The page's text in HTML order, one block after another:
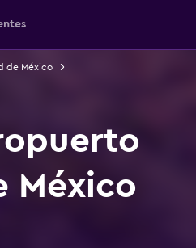
de México
México